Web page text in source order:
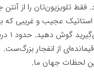
فقط تلویزیون‌تان را از آنتن
استاتیک عجیب و غریبی که
ایستگاه‌ها
از انفجار بزرگ‌ست.
لحظات جهان ما.